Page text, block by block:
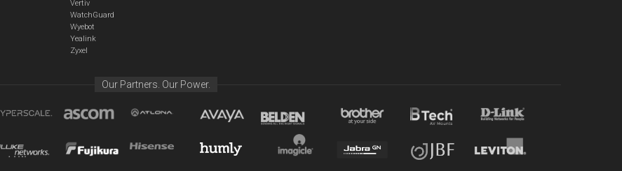
Vertiv
WatchGuard
Wyebot
Yealink
Zyxel